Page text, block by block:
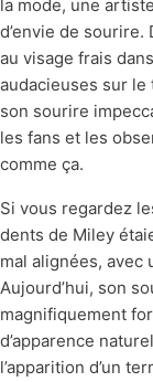
la mode, une
d’envie de
au visage frais dans
audacieuses sur
son sourire
les fans et les
comme ça.
Si vous regardez
dents de Miley
mal alignées, avec
Aujourd’hui, son
magnifiquement
d’apparence
l’apparition d’un